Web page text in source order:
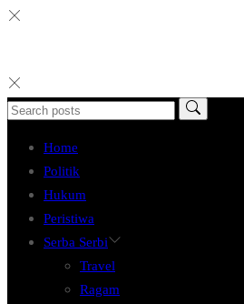
Home
Politik
Hukum
Peristiwa
Serba Serbi
Travel
Ragam